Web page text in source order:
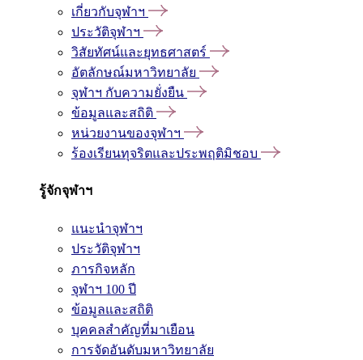
เกี่ยวกับจุฬาฯ
ประวัติจุฬาฯ
วิสัยทัศน์และยุทธศาสตร์
อัตลักษณ์มหาวิทยาลัย
จุฬาฯ กับความยั่งยืน
ข้อมูลและสถิติ
หน่วยงานของจุฬาฯ
ร้องเรียนทุจริตและประพฤติมิชอบ
รู้จักจุฬาฯ
แนะนำจุฬาฯ
ประวัติจุฬาฯ
ภารกิจหลัก
จุฬาฯ 100 ปี
ข้อมูลและสถิติ
บุคคลสำคัญที่มาเยือน
การจัดอันดับมหาวิทยาลัย